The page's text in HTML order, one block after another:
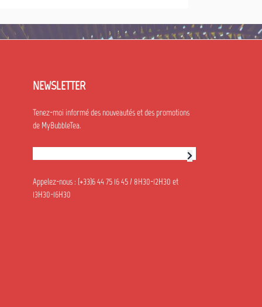
NEWSLETTER
Tenez-moi informé des nouveautés et des promotions
de MyBubbleTea.
Appelez-nous : (+33)6 44 75 16 45 / 8H30-12H30 et
13H30-16H30